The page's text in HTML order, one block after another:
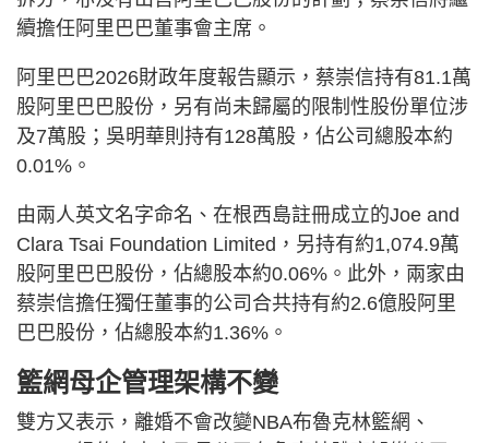
續擔任阿里巴巴董事會主席。
阿里巴巴2026財政年度報告顯示，蔡崇信持有81.1萬
股阿里巴巴股份，另有尚未歸屬的限制性股份單位涉
及7萬股；吳明華則持有128萬股，佔公司總股本約
0.01%。
由兩人英文名字命名、在根西島註冊成立的Joe and
Clara Tsai Foundation Limited，另持有約1,074.9萬
股阿里巴巴股份，佔總股本約0.06%。此外，兩家由
蔡崇信擔任獨任董事的公司合共持有約2.6億股阿里
巴巴股份，佔總股本約1.36%。
籃網母企管理架構不變
雙方又表示，離婚不會改變NBA布魯克林籃網、